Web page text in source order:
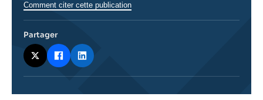
Comment citer cette publication
Partager